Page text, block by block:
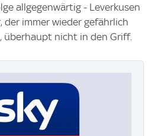
allgegenwärtig - Leverkusen
der immer wieder gefährlich
überhaupt nicht in den Griff.